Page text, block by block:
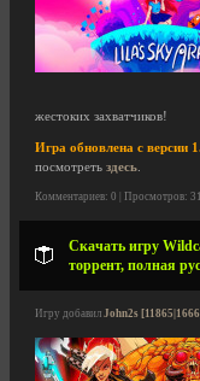
жестоких захватчиков!
Игра обновлена с версии
посмотреть здесь
Комментариев: 0 | Просмотров:
Скачать игру
торрент, полная
Игру добавил John2s